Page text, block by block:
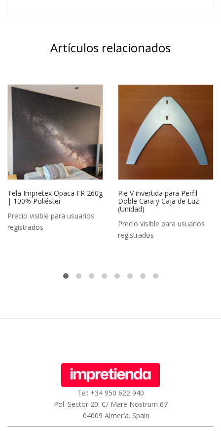
Artículos relacionados
Tela Impretex Opaca FR 260g
| 100% Poliéster
Precio visible para usuarios
registrados
Pie V invertida para Perfil
Doble Cara y Caja de Luz
(Unidad)
Precio visible para usuarios
registrados
Tel: +34 950 622 940
Pol. Sector 20. C/ Mare Nostrum 67
04009 Almería. Spain